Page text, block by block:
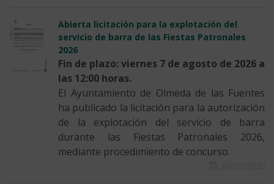
Abierta licitación para la explotación del
servicio de barra de las Fiestas Patronales
2026
Fin de plazo: viernes 7 de agosto de 2026 a
las 12:00 horas.
El Ayuntamiento de Olmeda de las Fuentes
ha publicado la licitación para la autorización
de la explotación del servicio de barra
durante las Fiestas Patronales 2026,
mediante procedimiento de concurso.